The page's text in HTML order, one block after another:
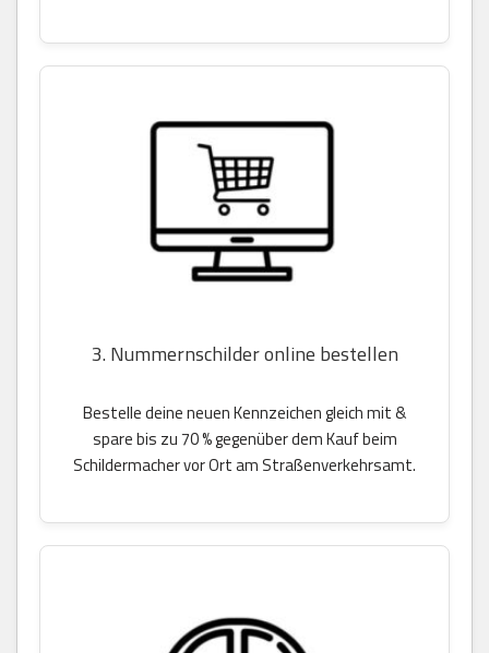
3. Nummernschilder online bestellen
Bestelle deine neuen Kennzeichen gleich mit &
spare bis zu 70 % gegenüber dem Kauf beim
Schildermacher vor Ort am Straßenverkehrsamt.